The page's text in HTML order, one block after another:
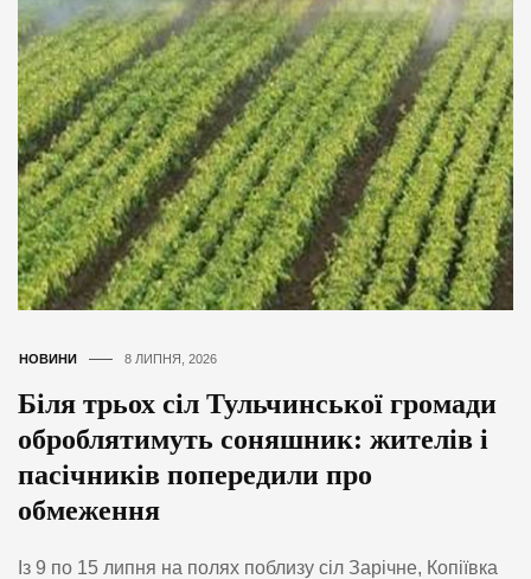
НОВИНИ 8 ЛИПНЯ, 2026
Біля трьох сіл Тульчинської громади
оброблятимуть соняшник: жителів і
пасічників попередили про
обмеження
Із 9 по 15 липня на полях поблизу сіл Зарічне, Копіївка